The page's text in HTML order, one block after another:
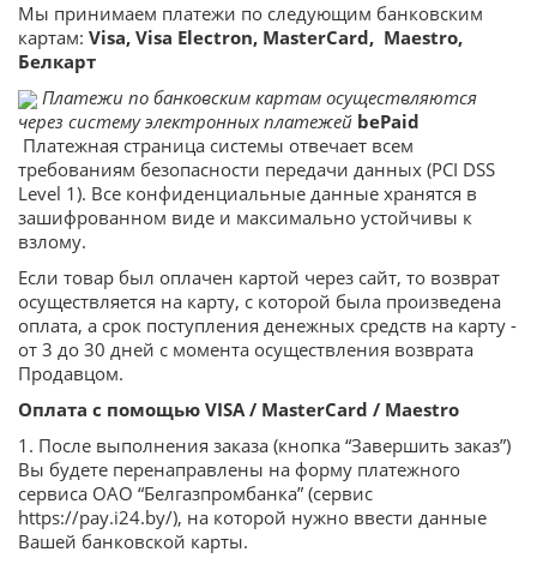
Мы принимаем платежи по следующим банковским
картам: Visa, Visa Electron, MasterCard, Maestro,
Белкарт
Платежи по банковским картам осуществляются
через систему электронных платежей bePaid
Платежная страница системы отвечает всем
требованиям безопасности передачи данных (PCI DSS
Level 1). Все конфиденциальные данные хранятся в
зашифрованном виде и максимально устойчивы к
взлому.
Если товар был оплачен картой через сайт, то возврат
осуществляется на карту, с которой была произведена
оплата, а срок поступления денежных средств на карту -
от 3 до 30 дней с момента осуществления возврата
Продавцом.
Оплата с помощью VISA / MasterCard / Maestro
1. После выполнения заказа (кнопка “Завершить заказ”)
Вы будете перенаправлены на форму платежного
сервиса ОАО “Белгазпромбанка” (сервис
https://pay.i24.by/), на которой нужно ввести данные
Вашей банковской карты.